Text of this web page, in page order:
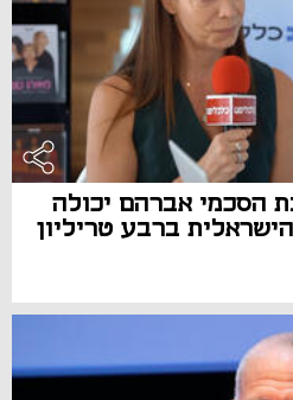
הסכמי אברהם יכולה
ברבע טריליון